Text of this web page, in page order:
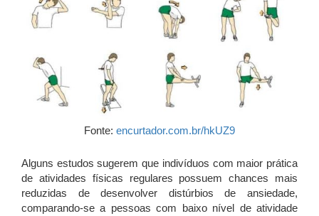
Fonte: encurtador.com.br/hkUZ9
Alguns estudos sugerem que indivíduos com maior prática
de atividades físicas regulares possuem chances mais
reduzidas de desenvolver distúrbios de ansiedade,
comparando-se a pessoas com baixo nível de atividade